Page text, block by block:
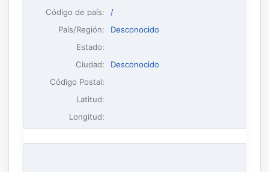
Código de país:
/
País/Región:
Desconocido
Estado:
Ciudad:
Desconocido
Código Postal:
Latitud:
Longitud: